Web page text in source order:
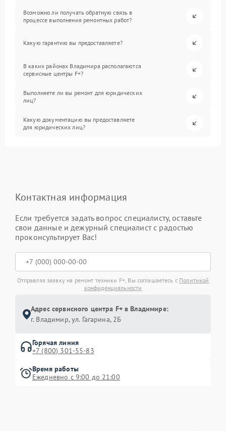
Возможно ли получать обратную связь в
процессе выполнения ремонтных работ?
Какую гарантию вы предоставляете?
В каких районах Владимира располагаются
сервисные центры F+?
Выполняете ли вы ремонт для юридических
лиц?
Какую документацию вы предоставляете
для юридических лиц?
Контактная информация
Если требуется задать вопрос специалисту, оставьте
свои данные и дежурный специалист с радостью
проконсультирует Вас!
Отправляя заявку на ремонт техники F+, Вы соглашаетесь с Политикой
конфиденциальности
Адрес сервисного центра F+ в Владимире:
г. Владимир, ул. Гагарина, 2Б
Горячая линия
+7 (800) 301-55-83
Время работы
Ежедневно с 9:00 до 21:00